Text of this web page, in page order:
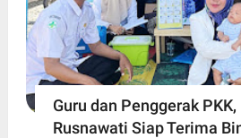
Guru dan Penggerak PKK,
Rusnawati Siap Terima